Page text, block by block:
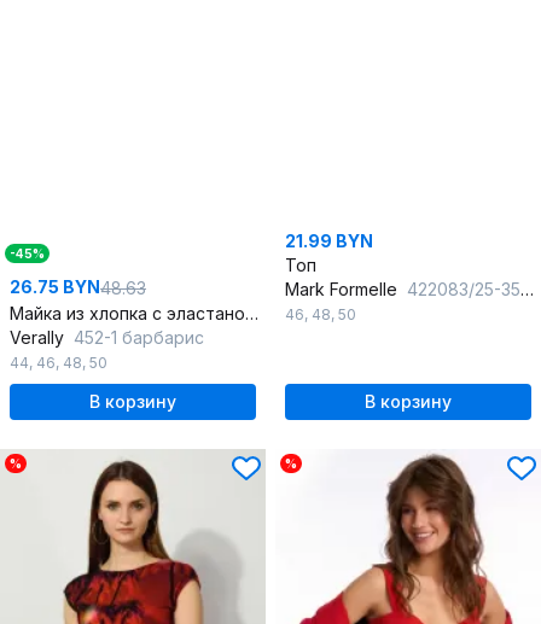
-45%
26.75 BYN48.63
Майка из хлопка с эластаном, красная, прямой силуэт
Verally 452-1 барбарис
44, 46, 48, 50
В корзину
21.99 BYN
Топ
Mark Formelle 422083/25-35294Ц-1 цветочки_на_винном
46, 48, 50
В корзину
% %